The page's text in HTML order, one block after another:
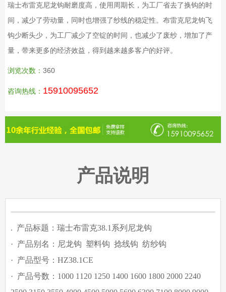
瑞士布雷克尼龙钩耐磨度高，使用周期长，为工厂省去了换钩的时
间，减少了劳动量，同时也增强了纱线的稳定性。布雷克尼龙钩飞
钩少断头少，为工厂减少了空锭的时间，也减少了废纱，增加了产
量，带来更多的经济效益，得到越来越多客户的好评。
浏览次数： 360
咨询热线： 15910095652
产品说明
. 产品标题：瑞士布雷克38.1系列尼龙钩
· 产品别名：尼龙钩 塑料钩 捻线钩 纺纱钩
· 产品型号：HZ38.1CE
· 产品号数：1000 1120 1250 1400 1600 1800 2000 2240